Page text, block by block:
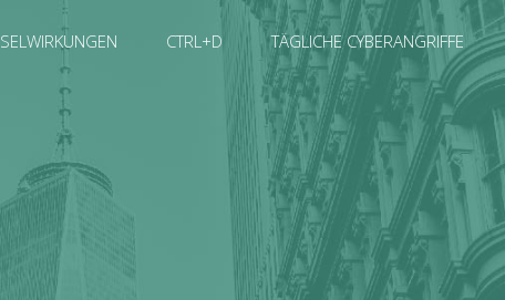
CTRL+D TÄGLICHE CYBERANGRIFFE